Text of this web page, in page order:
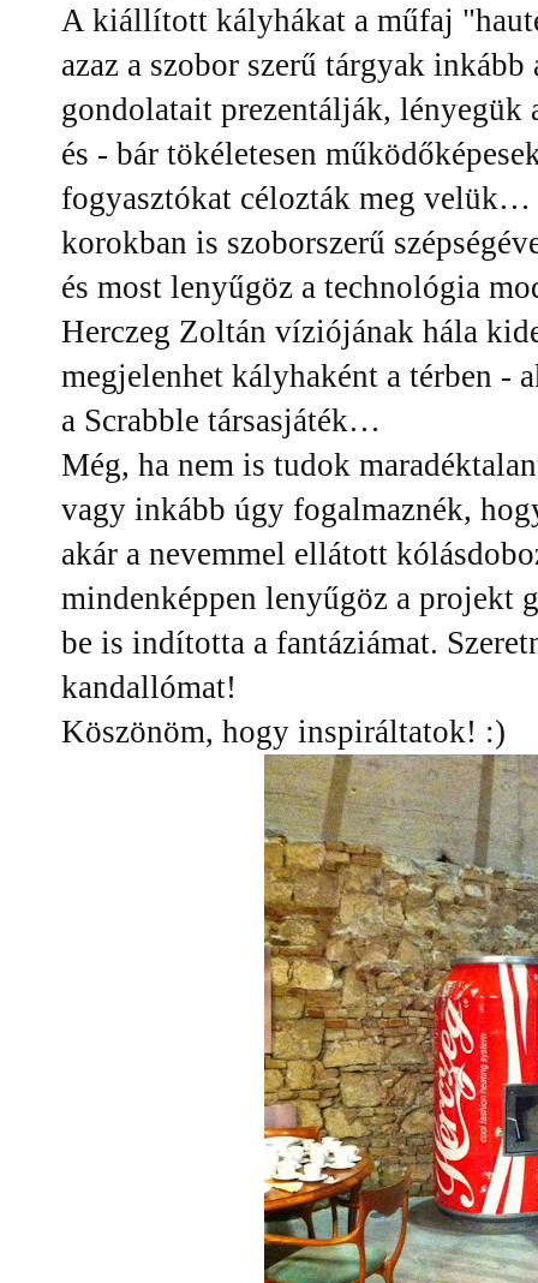
A kiállított kályhákat a műfaj
azaz a szobor szerű tárgyak
gondolatait prezentálják, lényegük
és - bár tökéletesen
fogyasztókat célozták meg velük…
korokban is szoborszerű
és most lenyűgöz a technológia
Herczeg Zoltán víziójának hála
megjelenhet kályhaként a térben -
a Scrabble társasjáték…
Még, ha nem is tudok
vagy inkább úgy fogalmaznék,
akár a nevemmel ellátott
mindenképpen lenyűgöz a projekt
be is indította a fantáziámat.
kandallómat!
Köszönöm, hogy inspiráltatok! :)